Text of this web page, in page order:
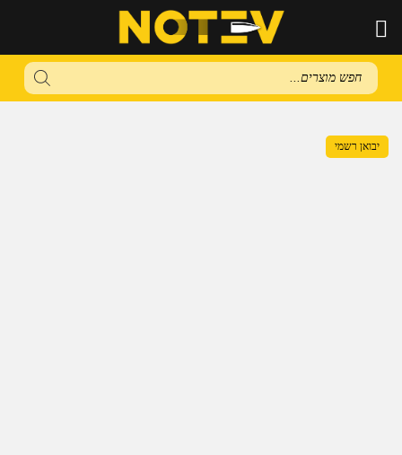
Products
search
יבואן רשמי